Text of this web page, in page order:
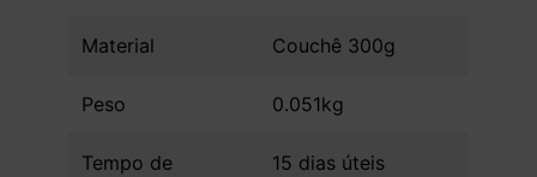
Material Couchê 300g
Peso 0.051kg
Tempo de
15 dias úteis